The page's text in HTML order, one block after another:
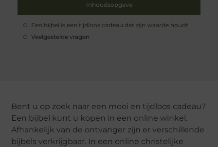
Inhoudsopgave
Een bijbel is een tijdloos cadeau dat zijn waarde houdt
Veelgestelde vragen
Bent u op zoek naar een mooi en tijdloos cadeau?
Een bijbel kunt u kopen in een online winkel.
Afhankelijk van de ontvanger zijn er verschillende
bijbels verkrijgbaar. In een online christelijke